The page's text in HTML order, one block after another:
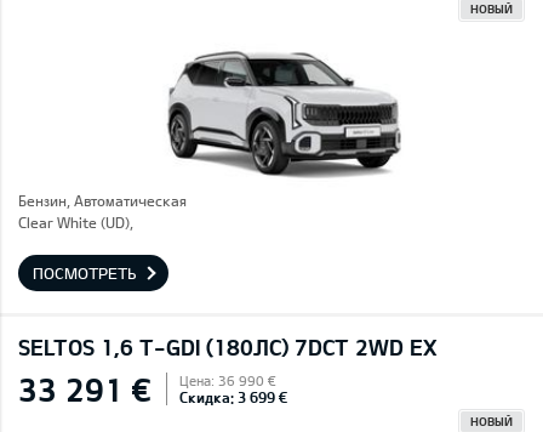
НОВЫЙ
Бензин, Автоматическая
Clear White (UD),
ПОСМОТРЕТЬ
SELTOS 1,6 T-GDI (180ЛС) 7DCT 2WD EX
33 291 € Цена: 36 990 €
Скидка: 3 699 €
НОВЫЙ